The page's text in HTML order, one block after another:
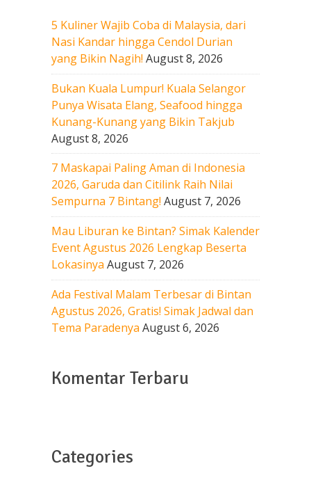
5 Kuliner Wajib Coba di Malaysia, dari
Nasi Kandar hingga Cendol Durian
yang Bikin Nagih! August 8, 2026
Bukan Kuala Lumpur! Kuala Selangor
Punya Wisata Elang, Seafood hingga
Kunang-Kunang yang Bikin Takjub
August 8, 2026
7 Maskapai Paling Aman di Indonesia
2026, Garuda dan Citilink Raih Nilai
Sempurna 7 Bintang! August 7, 2026
Mau Liburan ke Bintan? Simak Kalender
Event Agustus 2026 Lengkap Beserta
Lokasinya August 7, 2026
Ada Festival Malam Terbesar di Bintan
Agustus 2026, Gratis! Simak Jadwal dan
Tema Paradenya August 6, 2026
Komentar Terbaru
Categories